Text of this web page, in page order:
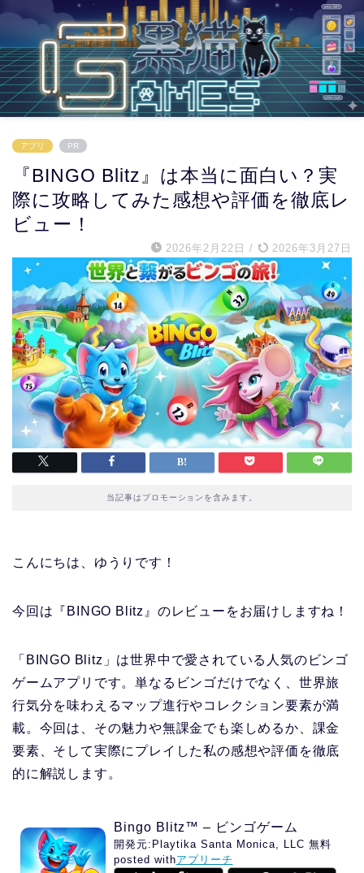
アプリ PR
『BINGO Blitz』は本当に面白い？実
際に攻略してみた感想や評価を徹底レ
ビュー！
2026年2月22日 / 2026年3月27日
当記事はプロモーションを含みます。
こんにちは、ゆうりです！
今回は『BINGO Blitz』のレビューをお届けしますね！
「BINGO Blitz」は世界中で愛されている人気のビンゴ
ゲームアプリです。単なるビンゴだけでなく、世界旅
行気分を味わえるマップ進行やコレクション要素が満
載。今回は、その魅力や無課金でも楽しめるか、課金
要素、そして実際にプレイした私の感想や評価を徹底
的に解説します。
Bingo Blitz™ – ビンゴゲーム
開発元: Playtika Santa Monica, LLC 無料
posted withアプリーチ